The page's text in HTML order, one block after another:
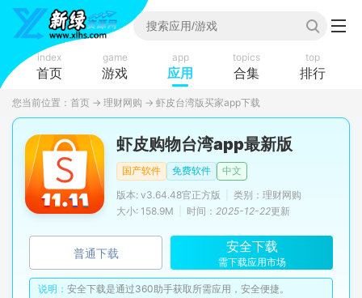
index
首页
game
游戏
app
应用
topics
合集
top
排行
您当前位置： 首页 → 理财网购 → 虾皮台湾版买家app下载
虾皮购物台湾app最新版
国产软件 免费软件
中文
版本: v3.64.48官正方版
类别：理财网购
大小: 158.9M
时间： 2025-12-22更新
普通下载 安全下载
需下载应用市场
说明： 安全下载是通过360助手获取所需应用，安全便捷。